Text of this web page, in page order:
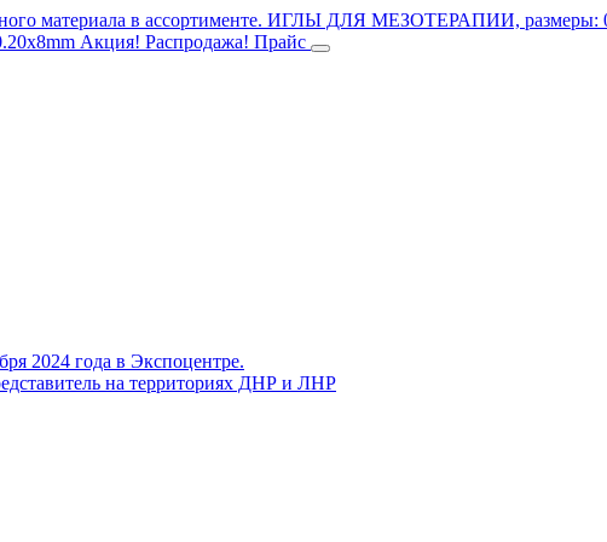
материала в ассортименте. ИГЛЫ ДЛЯ МЕЗОТЕРАПИИ, размеры:
Акция! Распродажа! Прайс
2024 года в Экспоцентре.
на территориях ДНР и ЛНР